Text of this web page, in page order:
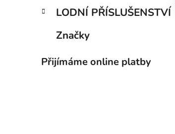
LODNÍ PŘÍSLUŠENSTVÍ
Značky
Přijímáme online platby